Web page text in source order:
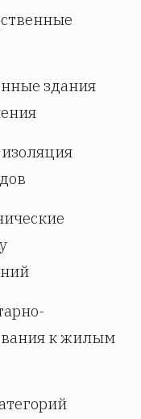
здания
к жилым